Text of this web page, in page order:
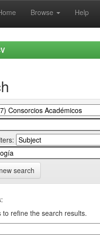
Browse Help
search
to refine the search results.